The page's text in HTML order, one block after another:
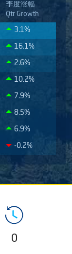
季度涨幅
Qtr Growth
3.1%
16.1%
2.6%
10.2%
7.9%
8.5%
6.9%
-0.2%
0